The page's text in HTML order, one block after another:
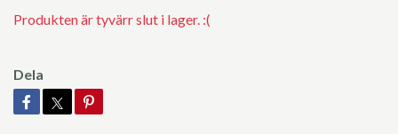
Produkten är tyvärr slut i lager. :(
Dela